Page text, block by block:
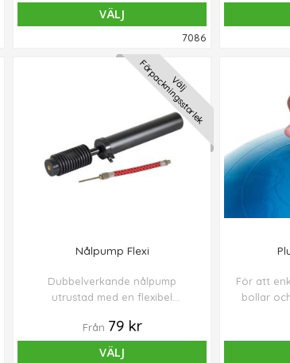
VÄLJ
7086
Välj
Förpackningsstorlek
Nålpump Flexi
Dubbelverkande nålpump
utrustad med en flexibel
uppblåsning och förhindrar
ventilskador.
Från 79 kr
VÄLJ
För att
bollar